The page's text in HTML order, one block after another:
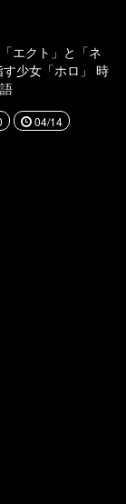
エクト」と「ネ
少女「ホロ」 時
04/14